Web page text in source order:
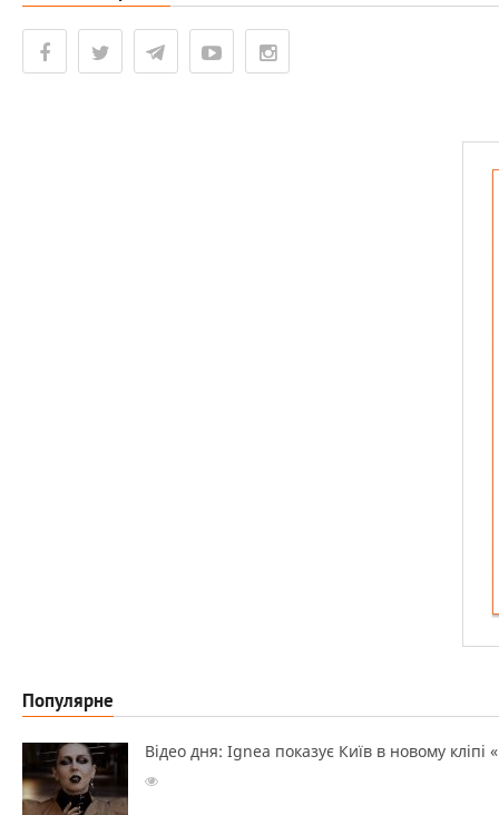
Популярне
Відео дня: Ignea показує Київ в новому кліпі